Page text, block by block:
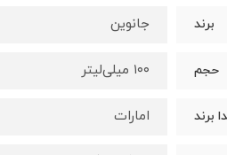
برند جانوین
حجم ۱۰۰ میلی‌لیتر
برند امارات